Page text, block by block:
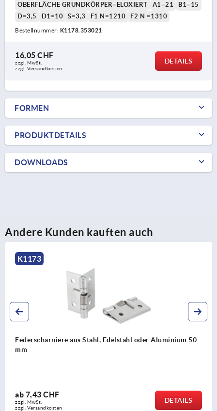
OBERFLÄCHE GRUNDKÖRPER=ELOXIERT
A1=21
B1=15
D=3,5
D1=10 S=3,3 F1 N=1210 F2 N =1310
Bestellnummer: K1178.353021
16,05 CHF
zzgl. MwSt.
zzgl. Versandkosten
DETAILS
FORMEN
PRODUKTDETAILS
DOWNLOADS
Andere Kunden kauften auch
K1173
Federscharniere aus Stahl, Edelstahl oder Aluminium 50
mm
ab 7,43 CHF
zzgl. MwSt.
zzgl. Versandkosten
DETAILS